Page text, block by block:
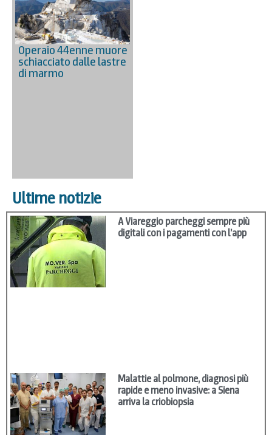
Operaio 44enne muore
schiacciato dalle lastre
di marmo
Ultime notizie
A Viareggio parcheggi sempre più
digitali con i pagamenti con l’app
Malattie al polmone, diagnosi più
rapide e meno invasive: a Siena
arriva la criobiopsia